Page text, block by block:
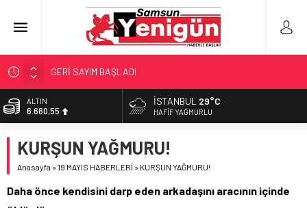
GERİ SAYIM BAŞLADI
SAMSUNSPOR’DA HEDEF 5’İNCİLİK!
‘BAFRA’YA YATIRIM YAPIN!’
YÖNETİCİ SEÇERKEN YAPILAN EN BÜYÜK HATALAR
ALTIN
6.660,55
13.779,39
DOLAR
İSTANBUL 29°C
HAFIF YAĞMURLU
KURŞUN YAĞMURU!
Anasayfa »19 MAYIS HABERLERİ » KURŞUN YAĞMURU!
Daha önce kendisini darp eden arkadaşını aracının içinde